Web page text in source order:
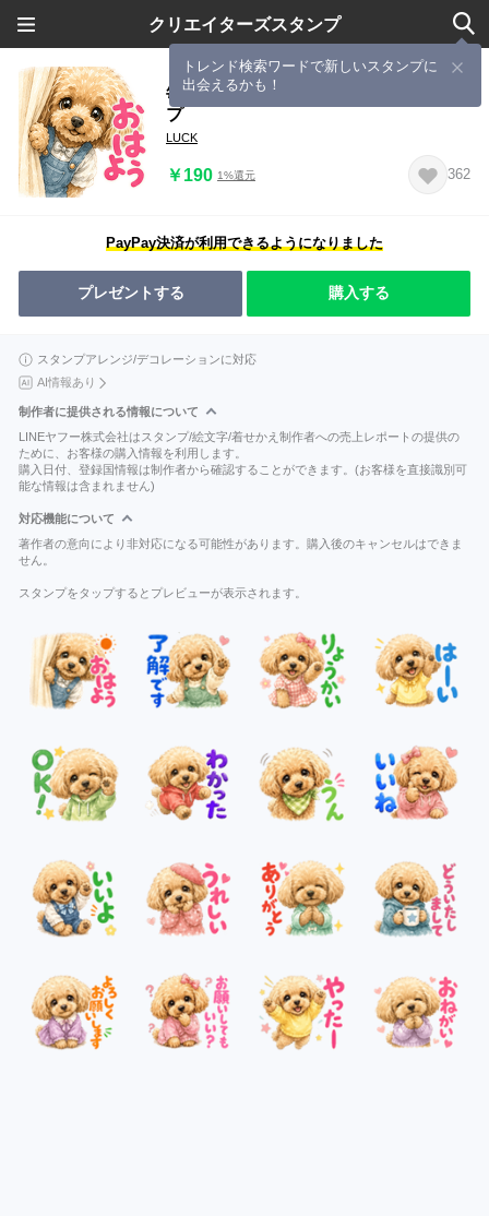
クリエイターズスタンプ
トレンド検索ワードで新しいスタンプに
出会えるかも！
毎日使える！トイプードル日常スタン
プ
LUCK
￥190 1%還元 362
PayPay決済が利用できるようになりました
プレゼントする 購入する
スタンプアレンジ/デコレーションに対応
AI情報あり
制作者に提供される情報について
LINEヤフー株式会社はスタンプ/絵文字/着せかえ制作者への売上レポートの提供の
ために、お客様の購入情報を利用します。
購入日付、登録国情報は制作者から確認することができます。(お客様を直接識別可
能な情報は含まれません)
対応機能について
著作者の意向により非対応になる可能性があります。購入後のキャンセルはできま
せん。
スタンプをタップするとプレビューが表示されます。